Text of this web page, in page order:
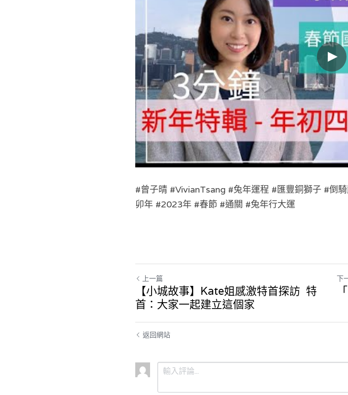
#曾子晴 #VivianTsang #兔年運程 #匯豐銅獅子 #倒
卯年 #2023年 #春節 #通關 #兔年行大運
上一篇
【小城故事】Kate姐感激特首探訪 特
首：大家一起建立這個家
下
返回網站